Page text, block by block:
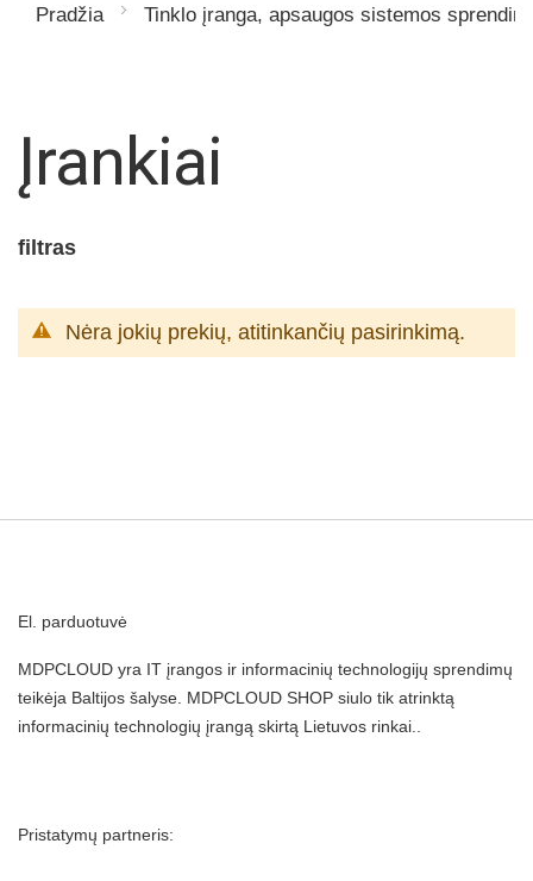
Pradžia Tinklo įranga, apsaugos sistemos
Įrankiai
filtras
Nėra jokių prekių, atitinkančių pasirinkimą.
El. parduotuvė
MDPCLOUD yra IT įrangos ir informacinių technologijų sprendimų
teikėja Baltijos šalyse. MDPCLOUD SHOP siulo tik atrinktą
informacinių technologių įrangą skirtą Lietuvos rinkai..
Pristatymų partneris: